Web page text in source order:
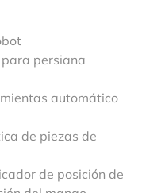
persiana
automático
de piezas de
de posición de